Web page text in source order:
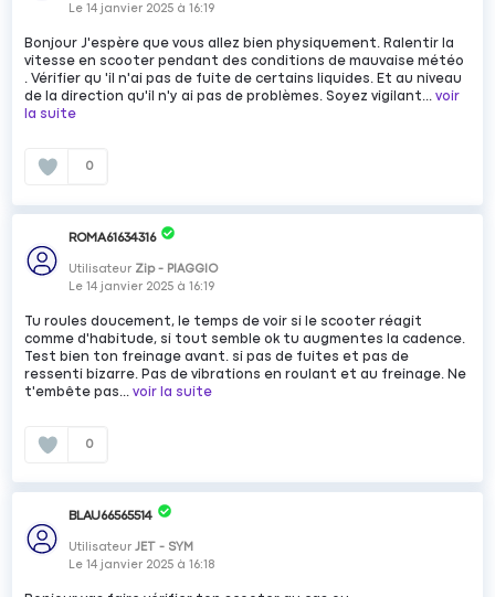
Le14 janvier 2025 à16:19
Bonjour J'espère que vous allez bien physiquement. Ralentir la
vitesse en scooter pendant des conditions de mauvaise météo
. Vérifier qu 'il n'ai pas de fuite de certains liquides. Et au niveau
de la direction qu'il n'y ai pas de problèmes. Soyez vigilant...voir
la suite
0
ROMA61634316
Utilisateur Zip - PIAGGIO
Le14 janvier 2025 à16:19
Tu roules doucement, le temps de voir si le scooter réagit
comme d'habitude, si tout semble ok tu augmentes la cadence.
Test bien ton freinage avant. si pas de fuites et pas de
ressenti bizarre. Pas de vibrations en roulant et au freinage. Ne
t'embête pas...voir la suite
0
BLAU66565514
UtilisateurJET - SYM
Le14 janvier 2025 à16:18